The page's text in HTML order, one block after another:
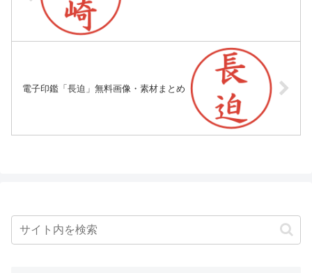
電子印鑑「長迫」無料画像・素材まとめ